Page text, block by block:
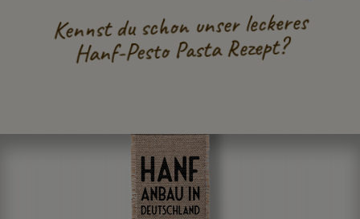
Kennst du schon unser leckeres
Hanf-Pesto Pasta Rezept?